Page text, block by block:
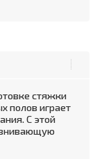
стяжки
полов играет
С этой